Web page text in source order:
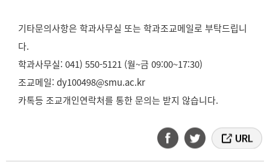
기타문의사항은 학과사무실 또는 학과조교메일로 부탁드립니
다.
학과사무실: 041) 550-5121 (월~금 09:00~17:30)
조교메일: dy100498@smu.ac.kr
카톡등 조교개인연락처를 통한 문의는 받지 않습니다.